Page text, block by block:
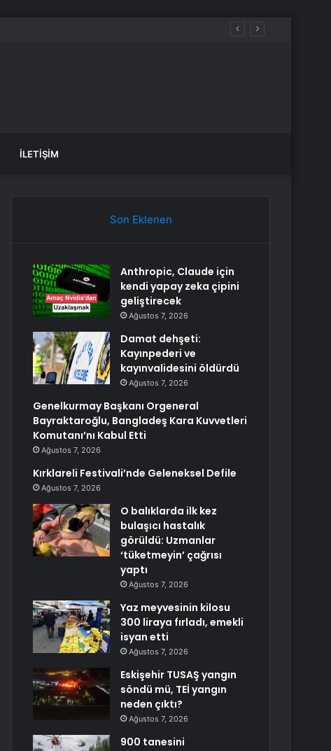
İLETIŞIM
Son Eklenen
Anthropic, Claude için
kendi yapay zeka çipini
geliştirecek
Ağustos 7, 2026
Damat dehşeti:
Kayınpederi ve
kayınvalidesini öldürdü
Ağustos 7, 2026
Genelkurmay Başkanı Orgeneral
Bayraktaroğlu, Bangladeş Kara Kuvvetleri
Komutanı’nı Kabul Etti
Ağustos 7, 2026
Kırklareli Festivali’nde Geleneksel Defile
Ağustos 7, 2026
O balıklarda ilk kez
bulaşıcı hastalık
görüldü: Uzmanlar
‘tüketmeyin’ çağrısı
yaptı
Ağustos 7, 2026
Yaz meyvesinin kilosu
300 liraya fırladı, emekli
isyan etti
Ağustos 7, 2026
Eskişehir TUSAŞ yangın
söndü mü, TEİ yangın
neden çıktı?
Ağustos 7, 2026
900 tanesini